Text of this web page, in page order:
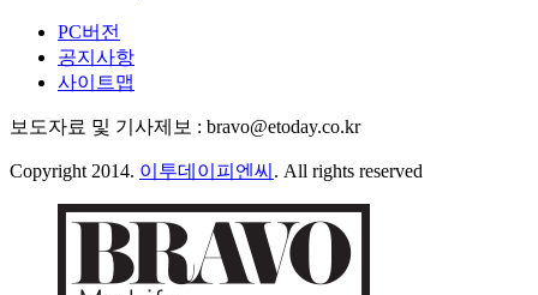
PC버전
공지사항
사이트맵
보도자료 및 기사제보 : bravo@etoday.co.kr
Copyright 2014. 이투데이피엔씨 . All rights reserved